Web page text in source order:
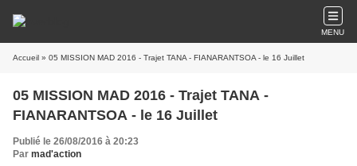
MENU
Accueil » 05 MISSION MAD 2016 - Trajet TANA - FIANARANTSOA - le 16 Juillet
05 MISSION MAD 2016 - Trajet TANA -
FIANARANTSOA - le 16 Juillet
Publié le 26/08/2016 à 20:23
Par mad'action